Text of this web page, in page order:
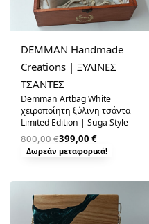
DEMMAN Handmade
Creations | ΞΥΛΙΝΕΣ
ΤΣΑΝΤΕΣ
Demman Artbag White
χειροποίητη ξύλινη τσάντα
Limited Edition | Suga Style
800,00€399,00 €
Δωρεάν μεταφορικά!